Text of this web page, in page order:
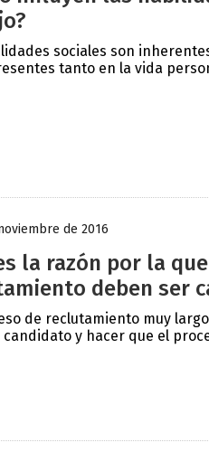
sociales son
tanto en la vida
de 2016
la razón por la
deben ser
de reclutamiento muy
y hacer que el